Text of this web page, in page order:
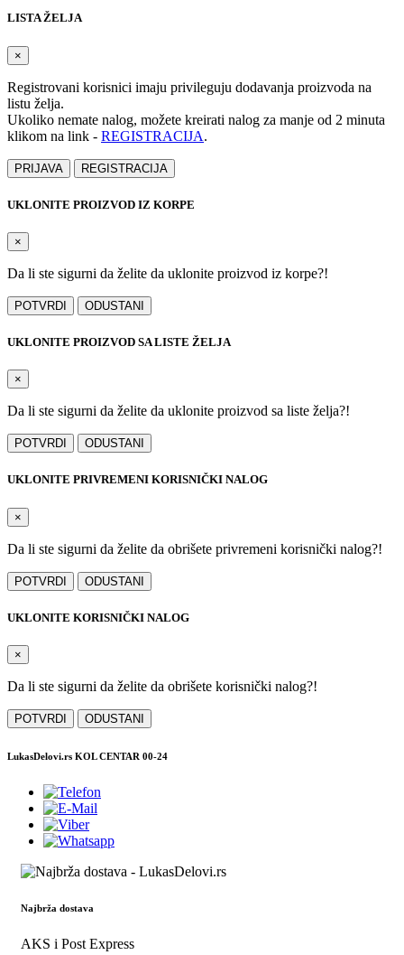
LISTA ŽELJA
×
Registrovani korisnici imaju privileguju dodavanja proizvoda na
listu želja.
Ukoliko nemate nalog, možete kreirati nalog za manje od 2 minuta
klikom na link - REGISTRACIJA.
PRIJAVA REGISTRACIJA
UKLONITE PROIZVOD IZ KORPE
×
Da li ste sigurni da želite da uklonite proizvod iz korpe?!
POTVRDI ODUSTANI
UKLONITE PROIZVOD SA LISTE ŽELJA
×
Da li ste sigurni da želite da uklonite proizvod sa liste želja?!
POTVRDI ODUSTANI
UKLONITE PRIVREMENI KORISNIČKI NALOG
×
Da li ste sigurni da želite da obrišete privremeni korisnički nalog?!
POTVRDI ODUSTANI
UKLONITE KORISNIČKI NALOG
×
Da li ste sigurni da želite da obrišete korisnički nalog?!
POTVRDI ODUSTANI
LukasDelovi.rs KOL CENTAR 00-24
Najbrža dostava
AKS i Post Express